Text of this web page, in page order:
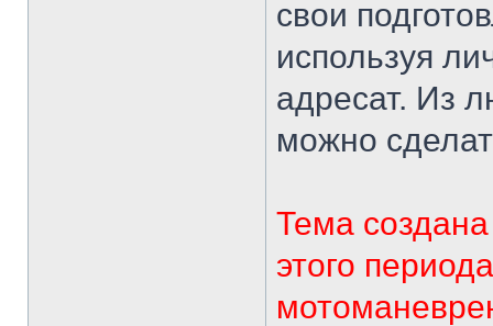
свои
используя
адресат. Из
можно
Тема
этого